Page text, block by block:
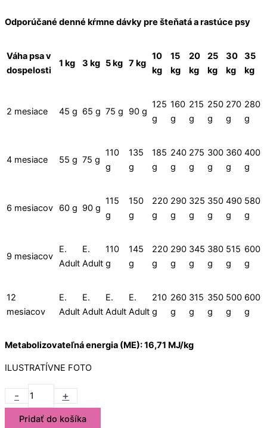
Odporúčané denné kŕmne dávky pre šteňatá a rastúce psy
Váha psa v
dospelosti
1 kg 3 kg 5 kg 7 kg
10
kg
15
kg
20
kg
25
kg
30
kg
35
kg
2 mesiace 45 g 65 g 75 g 90 g
125
g
160
g
215
g
250
g
270
g
280
g
4 mesiace 55 g 75 g
110
g
135
g
185
g
240
g
275
g
300
g
360
g
400
g
6 mesiacov 60 g 90 g
115
g
150
g
220
g
290
g
325
g
350
g
490
g
580
g
9 mesiacov
E.
Adult
E.
Adult
110
g
145
g
220
g
290
g
345
g
380
g
515
g
600
g
12
mesiacov
E.
Adult
E.
Adult
E.
Adult
E.
Adult
210
g
260
g
315
g
350
g
500
g
600
g
Metabolizovateľná energia (ME): 16,71 MJ/kg
ILUSTRATÍVNE FOTO
- +
Pridať do košíka